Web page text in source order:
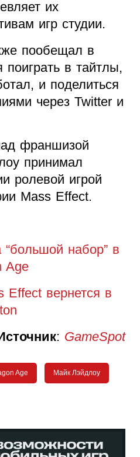
их
игр студии.
пообещал в
в тайтлы,
и поделиться
через Twitter и
франшизой
принимал
ролевой игрой
Mass Effect.
“большой набор” в
Age
Effect вернется в
: GameSpot
Age Майк Лэйдлоу